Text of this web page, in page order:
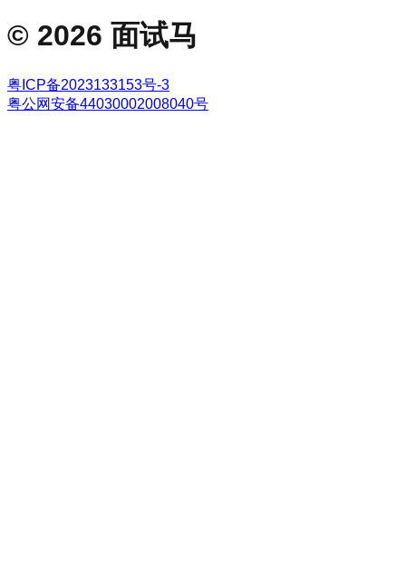
© 2026 面试马
粤ICP备2023133153号-3
粤公网安备44030002008040号